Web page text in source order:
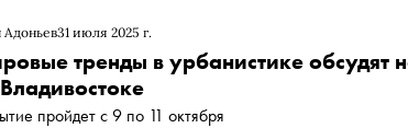
Адоньев31 июля 2025 г.
тренды в урбанистике
пройдет с 9 по 11 октября